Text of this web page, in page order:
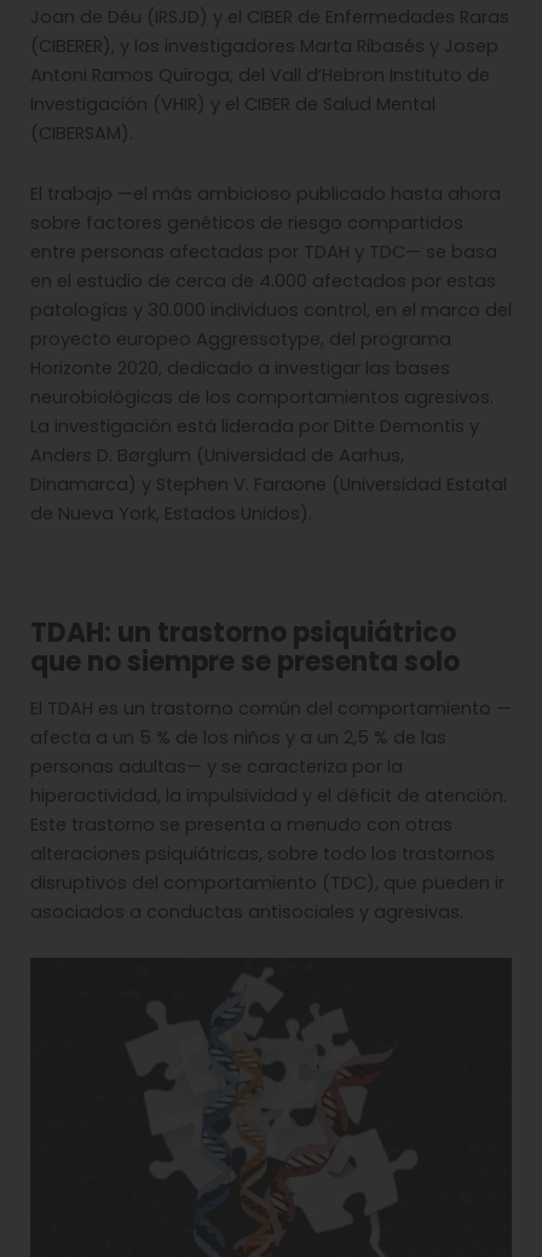
Joan de Déu (IRSJD) y el CIBER de Enfermedades Raras
(CIBERER), y los investigadores Marta Ribasés y Josep
Antoni Ramos Quiroga, del Vall d’Hebron Instituto de
Investigación (VHIR) y el CIBER de Salud Mental
(CIBERSAM).
El trabajo —el más ambicioso publicado hasta ahora
sobre factores genéticos de riesgo compartidos
entre personas afectadas por TDAH y TDC— se basa
en el estudio de cerca de 4.000 afectados por estas
patologías y 30.000 individuos control, en el marco del
proyecto europeo Aggressotype, del programa
Horizonte 2020, dedicado a investigar las bases
neurobiológicas de los comportamientos agresivos.
La investigación está liderada por Ditte Demontis y
Anders D. Børglum (Universidad de Aarhus,
Dinamarca) y Stephen V. Faraone (Universidad Estatal
de Nueva York, Estados Unidos).
TDAH: un trastorno psiquiátrico
que no siempre se presenta solo
El TDAH es un trastorno común del comportamiento —
afecta a un 5 % de los niños y a un 2,5 % de las
personas adultas— y se caracteriza por la
hiperactividad, la impulsividad y el déficit de atención.
Este trastorno se presenta a menudo con otras
alteraciones psiquiátricas, sobre todo los trastornos
disruptivos del comportamiento (TDC), que pueden ir
asociados a conductas antisociales y agresivas.